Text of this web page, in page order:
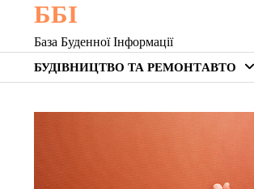
content
ББІ
База Буденної Інформації
БУДІВНИЦТВО ТА РЕМОНТАВТО